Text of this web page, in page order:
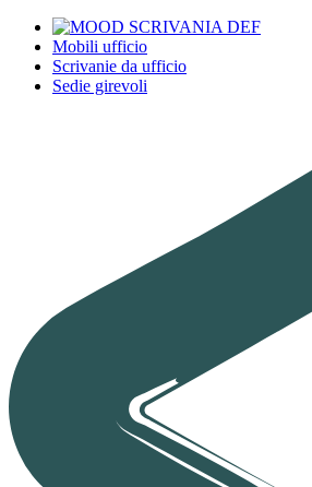
Mobili ufficio
Scrivanie da ufficio
Sedie girevoli